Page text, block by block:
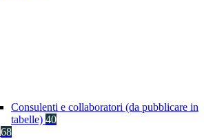
Consulenti e collaboratori (da pubblicare in
tabelle) 40
68